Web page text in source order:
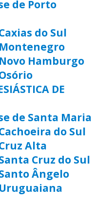
de Porto
do Sul
Hamburgo
DE
de Santa Maria
do Sul
Alta
Cruz do Sul
Ângelo